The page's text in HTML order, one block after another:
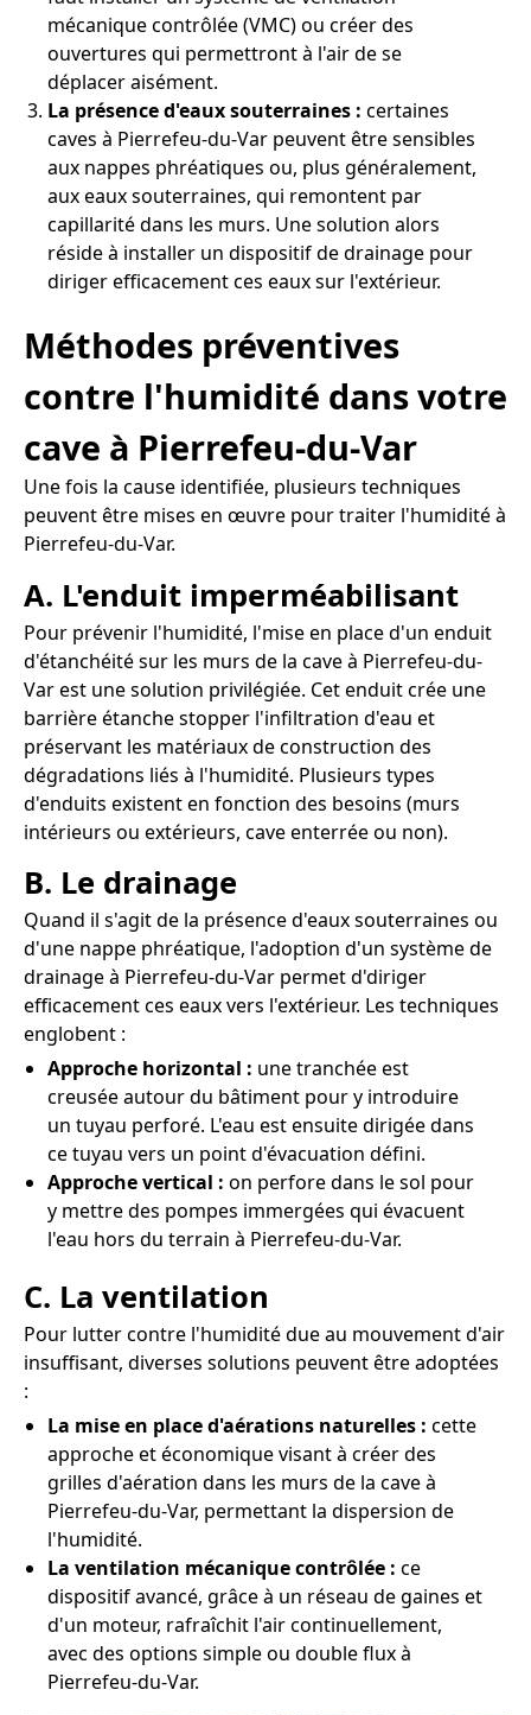
mécanique contrôlée (VMC) ou créer des
ouvertures qui permettront à l'air de se
déplacer aisément.
La présence d'eaux souterraines : certaines
caves à Pierrefeu-du-Var peuvent être sensibles
aux nappes phréatiques ou, plus généralement,
aux eaux souterraines, qui remontent par
capillarité dans les murs. Une solution alors
réside à installer un dispositif de drainage pour
diriger efficacement ces eaux sur l'extérieur.
Méthodes préventives
contre l'humidité dans votre
cave à Pierrefeu-du-Var
Une fois la cause identifiée, plusieurs techniques
peuvent être mises en œuvre pour traiter l'humidité à
Pierrefeu-du-Var.
A. L'enduit imperméabilisant
Pour prévenir l'humidité, l'mise en place d'un enduit
d'étanchéité sur les murs de la cave à Pierrefeu-du-
Var est une solution privilégiée. Cet enduit crée une
barrière étanche stopper l'infiltration d'eau et
préservant les matériaux de construction des
dégradations liés à l'humidité. Plusieurs types
d'enduits existent en fonction des besoins (murs
intérieurs ou extérieurs, cave enterrée ou non).
B. Le drainage
Quand il s'agit de la présence d'eaux souterraines ou
d'une nappe phréatique, l'adoption d'un système de
drainage à Pierrefeu-du-Var permet d'diriger
efficacement ces eaux vers l'extérieur. Les techniques
englobent :
Approche horizontal : une tranchée est
creusée autour du bâtiment pour y introduire
un tuyau perforé. L'eau est ensuite dirigée dans
ce tuyau vers un point d'évacuation défini.
Approche vertical : on perfore dans le sol pour
y mettre des pompes immergées qui évacuent
l'eau hors du terrain à Pierrefeu-du-Var.
C. La ventilation
Pour lutter contre l'humidité due au mouvement d'air
insuffisant, diverses solutions peuvent être adoptées
:
La mise en place d'aérations naturelles : cette
approche et économique visant à créer des
grilles d'aération dans les murs de la cave à
Pierrefeu-du-Var, permettant la dispersion de
l'humidité.
La ventilation mécanique contrôlée : ce
dispositif avancé, grâce à un réseau de gaines et
d'un moteur, rafraîchit l'air continuellement,
avec des options simple ou double flux à
Pierrefeu-du-Var.